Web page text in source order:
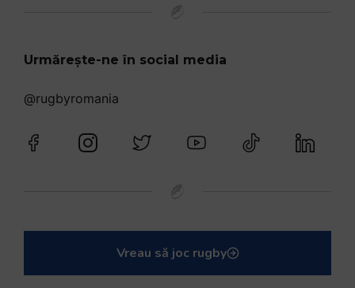
Urmărește-ne în social media
@rugbyromania
Vreau să joc rugby